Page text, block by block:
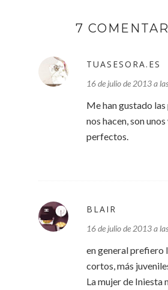
7
TUASESORA.ES
16 de julio de 2013 a
Me han gustado
nos hacen, son
perfectos.
BLAIR
16 de julio de 2013 a
en general prefiero
cortos, más
La mujer de Iniesta